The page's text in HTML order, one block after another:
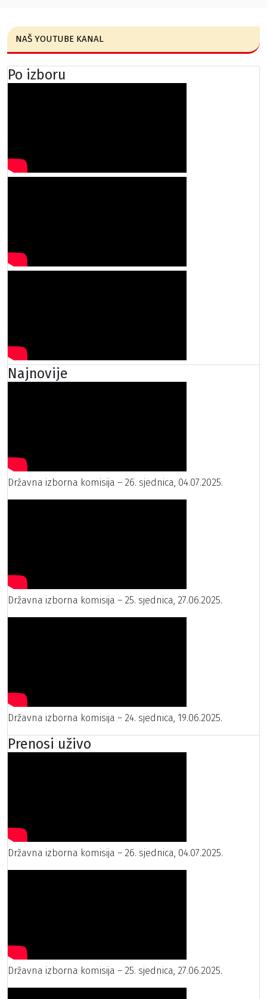
NAŠ YOUTUBE KANAL
Po izboru
Najnovije
Državna izborna komisija – 26. sjednica, 04.07.2025.
Državna izborna komisija – 25. sjednica, 27.06.2025.
Državna izborna komisija – 24. sjednica, 19.06.2025.
Prenosi uživo
Državna izborna komisija – 26. sjednica, 04.07.2025.
Državna izborna komisija – 25. sjednica, 27.06.2025.